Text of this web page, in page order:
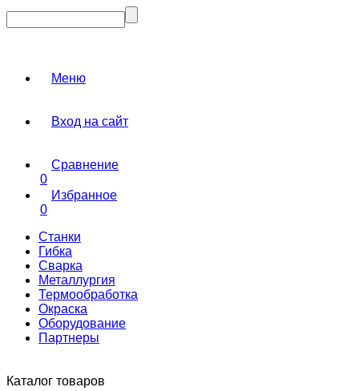
Меню
Вход на сайт
Сравнение
0
Избранное
0
Станки
Гибка
Сварка
Металлургия
Термообработка
Окраска
Оборудование
Партнеры
Каталог товаров